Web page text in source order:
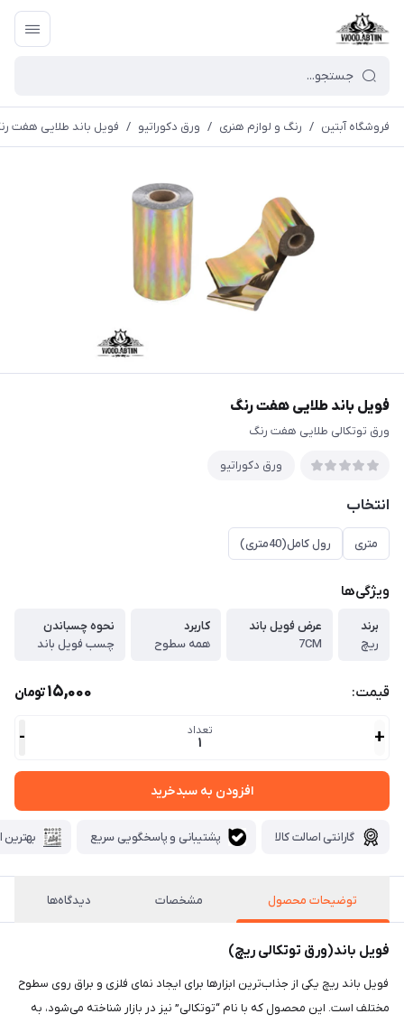
فروشگاه آبتین / رنگ و لوازم هنری / ورق دكوراتيو / فویل باند طلایی هفت
فویل باند طلایی هفت رنگ
ورق توتکالی طلایی هفت رنگ
ورق دكوراتيو
انتخاب
متری رول کامل(40متری)
ویژگی‌ها
برند
ریچ
عرض فویل باند
7CM
کاربرد
همه سطوح
نحوه چسباندن
چسب فویل باند
قیمت: 15,000تومان
+ تعداد
1
-
افزودن به سبدخرید
گارانتی اصالت کالا پشتیبانی و پاسخگویی سریع بهترین
توضیحات محصول مشخصات دیدگاه‌ها
فویل باند(ورق توتکالی ریچ)
فویل باند ریچ یکی از جذاب‌ترین ابزارها برای ایجاد نمای فلزی و براق روی سطوح
مختلف است. این محصول که با نام “توتکالی” نیز در بازار شناخته می‌شود، به